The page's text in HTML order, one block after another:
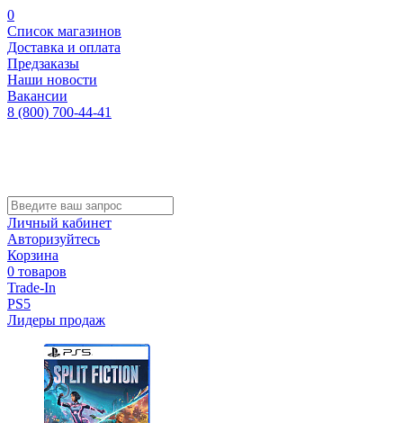
0
Список магазинов
Доставка и оплата
Предзаказы
Наши новости
Вакансии
8 (800) 700-44-41
Личный кабинет
Авторизуйтесь
Корзина
0 товаров
Trade-In
PS5
Лидеры продаж